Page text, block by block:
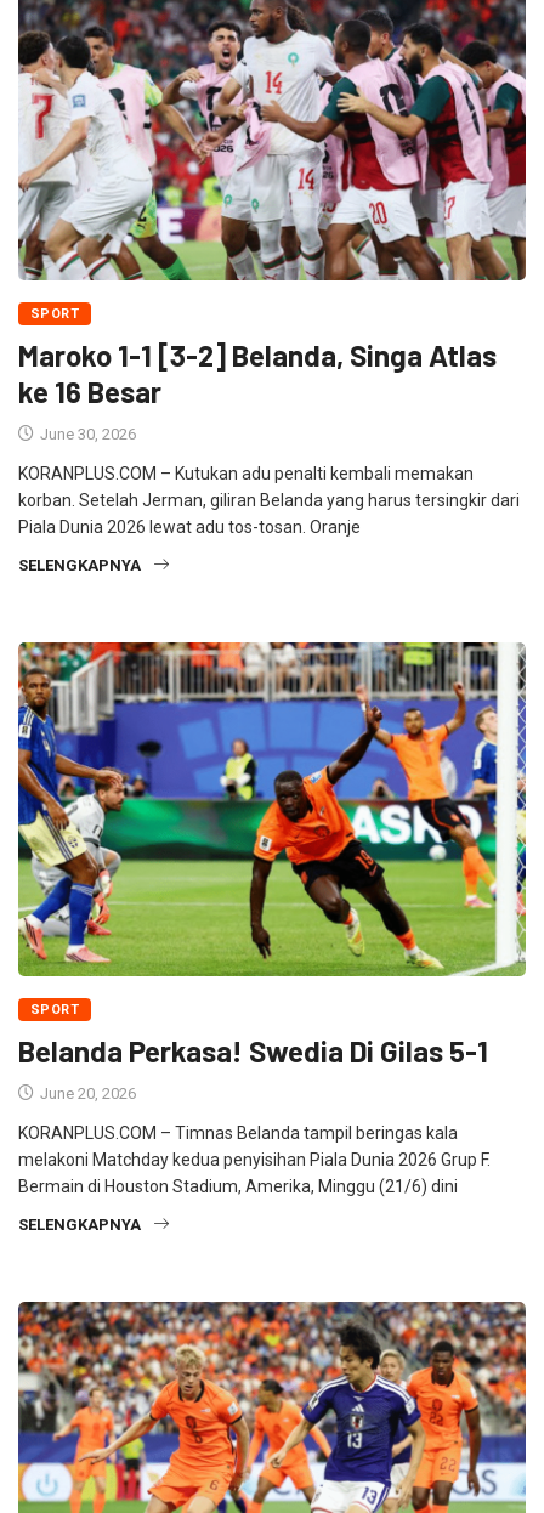
SPORT
Maroko 1-1 [3-2] Belanda, Singa Atlas
ke 16 Besar
June 30, 2026
KORANPLUS.COM – Kutukan adu penalti kembali memakan
korban. Setelah Jerman, giliran Belanda yang harus tersingkir dari
Piala Dunia 2026 lewat adu tos-tosan. Oranje
SELENGKAPNYA
SPORT
Belanda Perkasa! Swedia Di Gilas 5-1
June 20, 2026
KORANPLUS.COM – Timnas Belanda tampil beringas kala
melakoni Matchday kedua penyisihan Piala Dunia 2026 Grup F.
Bermain di Houston Stadium, Amerika, Minggu (21/6) dini
SELENGKAPNYA